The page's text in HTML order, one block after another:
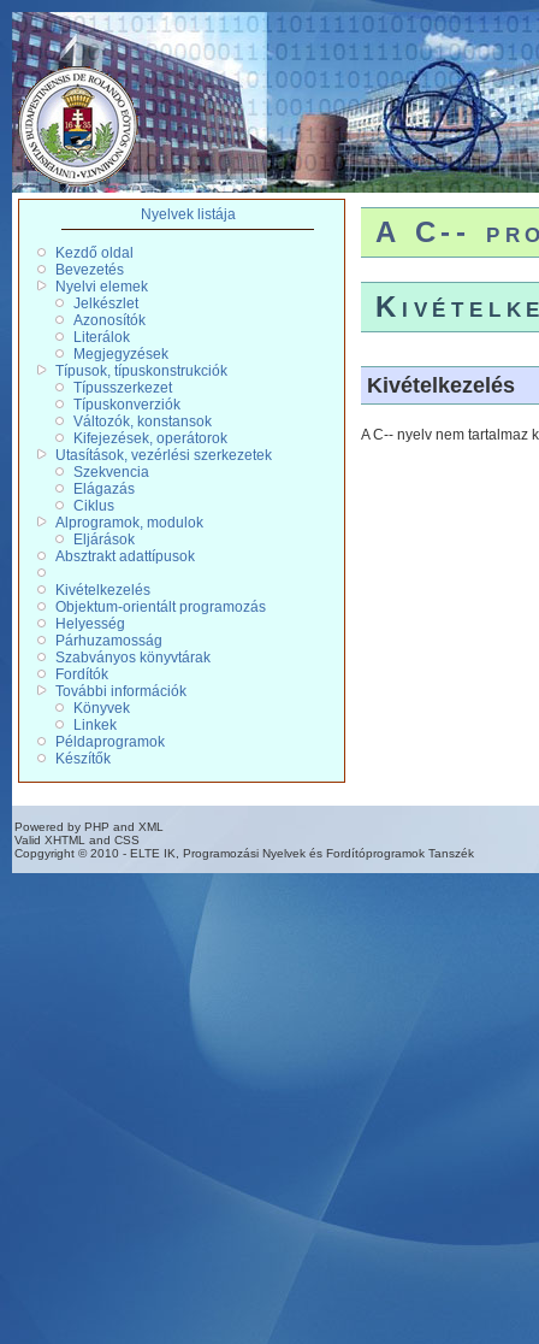
Nyelvek listája
Kezdő oldal
Bevezetés
Nyelvi elemek
Jelkészlet
Azonosítók
Literálok
Megjegyzések
Típusok, típuskonstrukciók
Típusszerkezet
Típuskonverziók
Változók, konstansok
Kifejezések, operátorok
Utasítások, vezérlési szerkezetek
Szekvencia
Elágazás
Ciklus
Alprogramok, modulok
Eljárások
Absztrakt adattípusok
Kivételkezelés
Objektum-orientált programozás
Helyesség
Párhuzamosság
Szabványos könyvtárak
Fordítók
További információk
Könyvek
Linkek
Példaprogramok
Készítők
A C--
Kivételkezelés
A C-- nyelv nem tartalmaz
Powered by PHP and XML
Valid XHTML and CSS
Copgyright © 2010 - ELTE IK, Programozási Nyelvek és Fordítóprogramok Tanszék